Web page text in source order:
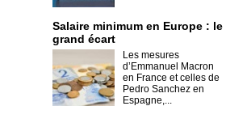
Salaire minimum en Europe : le
grand écart
Les mesures
d’Emmanuel Macron
en France et celles de
Pedro Sanchez en
Espagne,...